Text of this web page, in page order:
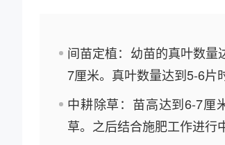
间苗定植：幼苗的真叶数
7厘米。真叶数量达到5-6片
中耕除草：苗高达到6-7厘
草。之后结合施肥工作进行